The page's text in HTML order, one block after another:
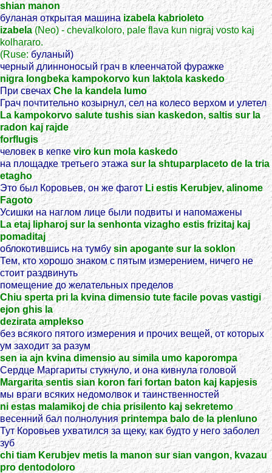
shian manon
буланая открытая машина izabela kabrioleto
izabela(Neo) - chevalkoloro, pale flava kun nigraj vosto kaj
kolhararo.
(Ruse:буланый)
черный длинноносый грач в клеенчатой фуражке
nigra longbeka kampokorvo kun laktola kaskedo
При свечахChe la kandela lumo
Грач почтительно козырнул, сел на колесо верхом и улетел
La kampokorvo salute tushis sian kaskedon, saltis sur la
radon kaj rajde
forflugis
человек в кепкеviro kun mola kaskedo
на площадке третьего этажа sur la shtuparplaceto de la tria
etagho
Это был Коровьев, он же фаготLi estis Kerubjev, alinome
Fagoto
Усишки на наглом лице были подвиты и напомажены
La etaj lipharoj sur la senhonta vizagho estis frizitaj kaj
pomaditaj
облокотившись на тумбуsin apogante sur la soklon
Тем, кто хорошо знаком с пятым измерением, ничего не
стоит раздвинуть
помещение до желательных пределов
Chiu sperta pri la kvina dimensio tute facile povas vastigi
ejon ghis la
dezirata amplekso
без всякого пятого измерения и прочих вещей, от которых
ум заходит за разум
sen ia ajn kvina dimensio au simila umo kaporompa
Сердце Маргариты стукнуло, и она кивнула головой
Margarita sentis sian koron fari fortan baton kaj kapjesis
мы враги всяких недомолвок и таинственностей
ni estas malamikoj de chia prisilento kaj sekretemo
весенний бал полнолунияprintempa balo de la plenluno
Тут Коровьев ухватился за щеку, как будто у него заболел
зуб
chi tiam Kerubjev metis la manon sur sian vangon, kvazau
pro dentodoloro